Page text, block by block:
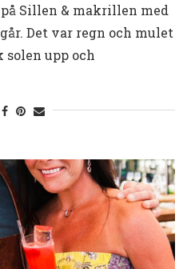
Sillen & makrillen med
Det var regn och mulet
solen upp och